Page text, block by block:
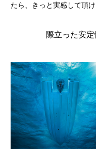
たら、きっと実感して頂け
際立った安定